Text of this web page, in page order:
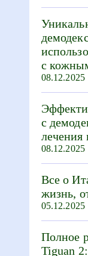
с
08.12.2025
с
лечения
08.12.2025
Все о
жизнь,
05.12.2025
Полное
Tiguan